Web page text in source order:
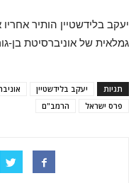
יעקב בלידשטיין הותיר
גמלאית של אוניברסיטת בן-
תגיות יעקב בלידשטיין
פרס ישראל
הרמב"ם